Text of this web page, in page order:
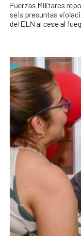
Fuerzas Militares
seis presuntas
del ELN al cese al